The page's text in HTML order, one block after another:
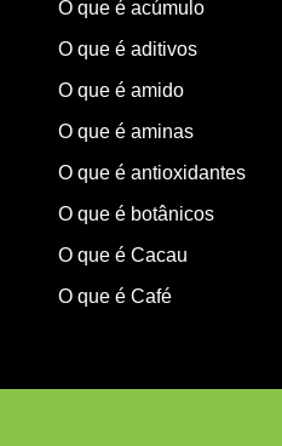
O que é acúmulo
O que é aditivos
O que é amido
O que é aminas
O que é antioxidantes
O que é botânicos
O que é Cacau
O que é Café